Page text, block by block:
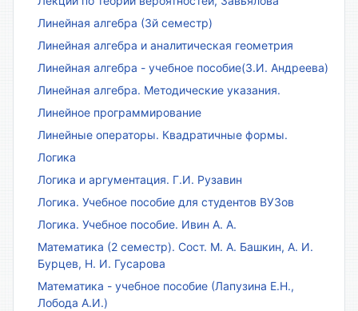
Линейная алгебра (3й семестр)
Линейная алгебра и аналитическая геометрия
Линейная алгебра - учебное пособие(З.И. Андреева)
Линейная алгебра. Методические указания.
Линейное программирование
Линейные операторы. Квадратичные формы.
Логика
Логика и аргументация. Г.И. Рузавин
Логика. Учебное пособие для студентов ВУЗов
Логика. Учебное пособие. Ивин А. А.
Математика (2 семестр). Сост. М. А. Башкин, А. И.
Бурцев, Н. И. Гусарова
Математика - учебное пособие (Лапузина Е.Н.,
Лобода А.И.)